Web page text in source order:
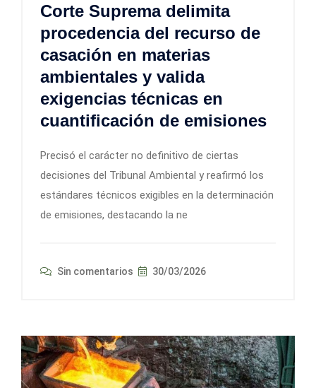
Corte Suprema delimita
procedencia del recurso de
casación en materias
ambientales y valida
exigencias técnicas en
cuantificación de emisiones
Precisó el carácter no definitivo de ciertas
decisiones del Tribunal Ambiental y reafirmó los
estándares técnicos exigibles en la determinación
de emisiones, destacando la ne
Sin comentarios 30/03/2026